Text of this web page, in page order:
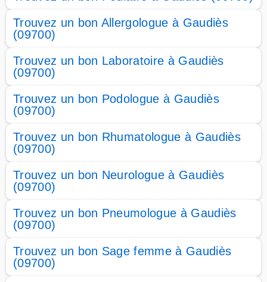
Trouvez un bon Allergologue à Gaudiès
(09700)
Trouvez un bon Laboratoire à Gaudiès
(09700)
Trouvez un bon Podologue à Gaudiès
(09700)
Trouvez un bon Rhumatologue à Gaudiès
(09700)
Trouvez un bon Neurologue à Gaudiès
(09700)
Trouvez un bon Pneumologue à Gaudiès
(09700)
Trouvez un bon Sage femme à Gaudiès
(09700)